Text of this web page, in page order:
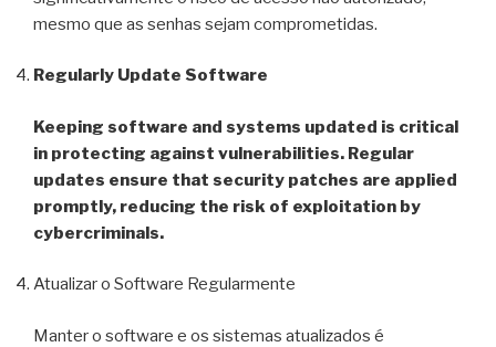
mesmo que as senhas sejam comprometidas.
Regularly Update Software
Keeping software and systems updated is critical
in protecting against vulnerabilities. Regular
updates ensure that security patches are applied
promptly, reducing the risk of exploitation by
cybercriminals.
Atualizar o Software Regularmente
Manter o software e os sistemas atualizados é